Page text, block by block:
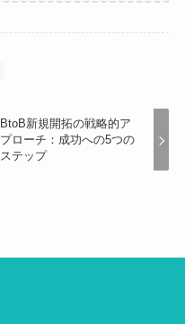
BtoB新規開拓の戦略的ア
プローチ：成功への5つの
ステップ